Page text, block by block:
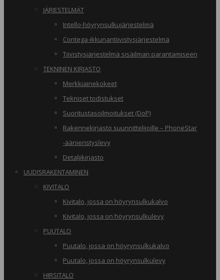
JÄRJESTELMÄT
Intello-höyrynsulkujärjestelmä
Contega-ikkunantiivistysjärjestelmä
Tiivistysjärjestelmä sisäilman parantamiseen
TEKNINEN KIRJASTO
Merkkiainekokeet
Tekniset todistukset
Suoritustasoilmoitukset (DoP)
Rakennekirjasto suunnittelijoille – PhoneStar
-äänieristyslevy
Detaljikirjasto
UUDISRAKENTAMINEN
KIVITALO
Kivitalo, jossa on höyrynsulkukalvo
Kivitalo, jossa on höyrynsulkulevy
PUUTALO
Puutalo, jossa on höyrynsulkukalvo
Puutalo, jossa on höyrynsulkulevy
HIRSITALO